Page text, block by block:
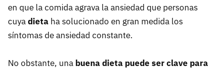
en que la comida agrava la ansiedad que personas
cuyadieta ha solucionado en gran medida los
síntomas de ansiedad constante.
No obstante, una buena dieta puede ser clave para